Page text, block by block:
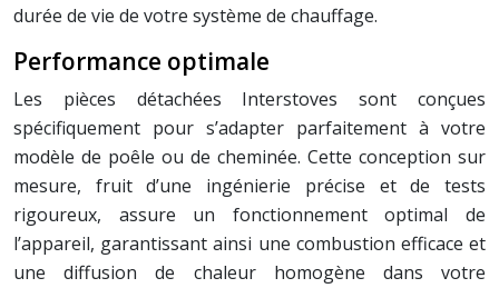
durée de vie de votre système de chauffage.
Performance optimale
Les pièces détachées Interstoves sont conçues
spécifiquement pour s’adapter parfaitement à votre
modèle de poêle ou de cheminée. Cette conception sur
mesure, fruit d’une ingénierie précise et de tests
rigoureux, assure un fonctionnement optimal de
l’appareil, garantissant ainsi une combustion efficace et
une diffusion de chaleur homogène dans votre